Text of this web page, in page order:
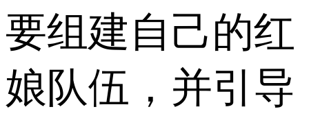
要组建自己的红
娘队伍，并引导